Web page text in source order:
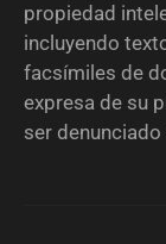
propiedad
incluyendo
facsímiles de
expresa de su
ser